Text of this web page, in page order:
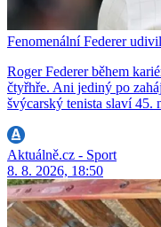
Fenomenální Federer
Roger Federer během
čtyřhře. Ani jediný po
švýcarský tenista slaví 45.
Aktuálně.cz - Sport
8. 8. 2026, 18:50